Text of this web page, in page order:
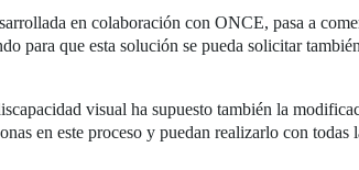
en colaboración con ONCE, pasa a
para que esta solución se pueda solicitar
visual ha supuesto también la
en este proceso y puedan realizarlo con todas